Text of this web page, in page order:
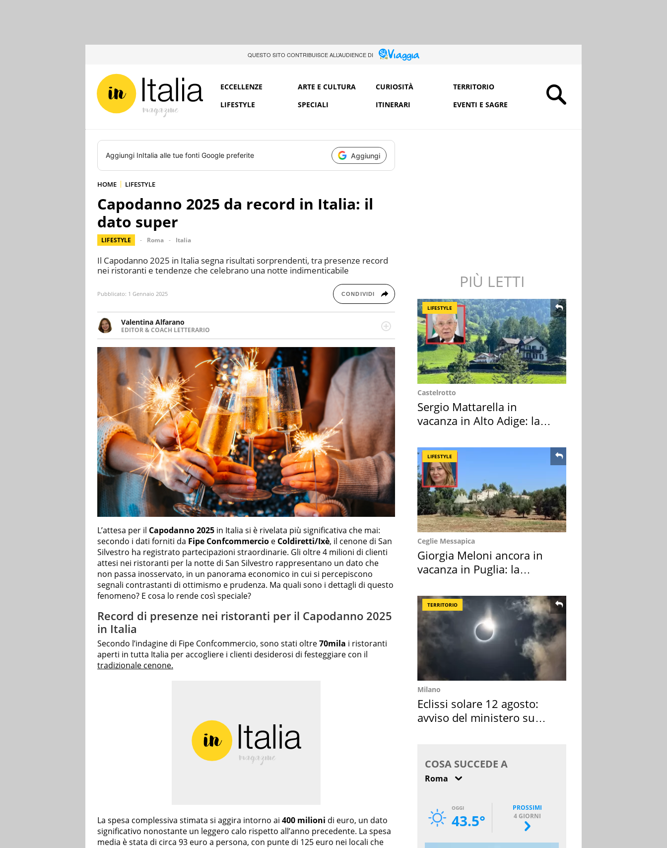
QUESTO SITO CONTRIBUISCE ALL’AUDIENCE DI
ECCELLENZE ARTE E CULTURA CURIOSITÀ
TERRITORIO
LIFESTYLE
SPECIALI ITINERARI EVENTI E SAGRE
Aggiungi InItalia alle tue fonti Google preferite Aggiungi
HOME LIFESTYLE
Capodanno 2025 da record in Italia: il
dato super
LIFESTYLE Roma Italia
Il Capodanno 2025 in Italia segna risultati sorprendenti, tra presenze record
nei ristoranti e tendenze che celebrano una notte indimenticabile
Pubblicato: 1 Gennaio 2025 CONDIVIDI
Valentina Alfarano
EDITOR & COACH LETTERARIO
Lavorare con le storie è la mia missione! Specializzata in storytelling di viaggi,
lavoro come editor di narrativa e coach di scrittura creativa.
L’attesa per il Capodanno 2025 in Italia si è rivelata più significativa che mai:
secondo i dati forniti da Fipe Confcommercio e Coldiretti/Ixè, il cenone di San
Silvestro ha registrato partecipazioni straordinarie. Gli oltre 4 milioni di clienti
attesi nei ristoranti per la notte di San Silvestro rappresentano un dato che
non passa inosservato, in un panorama economico in cui si percepiscono
segnali contrastanti di ottimismo e prudenza. Ma quali sono i dettagli di questo
fenomeno? E cosa lo rende così speciale?
Record di presenze nei ristoranti per il Capodanno 2025
in Italia
Secondo l’indagine di Fipe Confcommercio, sono stati oltre70mila i ristoranti
aperti in tutta Italia per accogliere i clienti desiderosi di festeggiare con il
tradizionale cenone.
La spesa complessiva stimata si aggira intorno ai 400 milioni di euro, un dato
significativo nonostante un leggero calo rispetto all’anno precedente. La spesa
media è stata di circa 93 euro a persona, con punte di 125 euro nei locali che
PIÙ LETTI
LIFESTYLE
Castelrotto
Sergio Mattarella in
vacanza in Alto Adige: la
LIFESTYLE
Ceglie Messapica
Giorgia Meloni ancora in
vacanza in Puglia: la
TERRITORIO
Milano
Eclissi solare 12 agosto:
avviso del ministero su